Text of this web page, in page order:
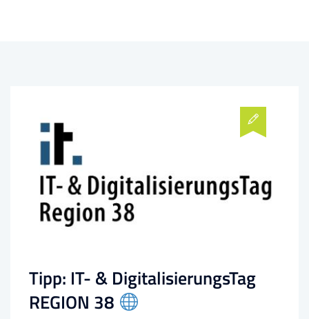
Tipp: IT- & DigitalisierungsTag
REGION 38